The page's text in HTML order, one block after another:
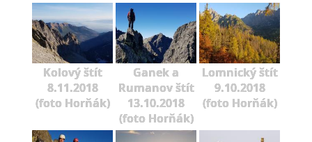
Kolový štít
8.11.2018
(foto Horňák)
Ganek a
Rumanov štít
13.10.2018
(foto Horňák)
Lomnický štít
9.10.2018
(foto Horňák)